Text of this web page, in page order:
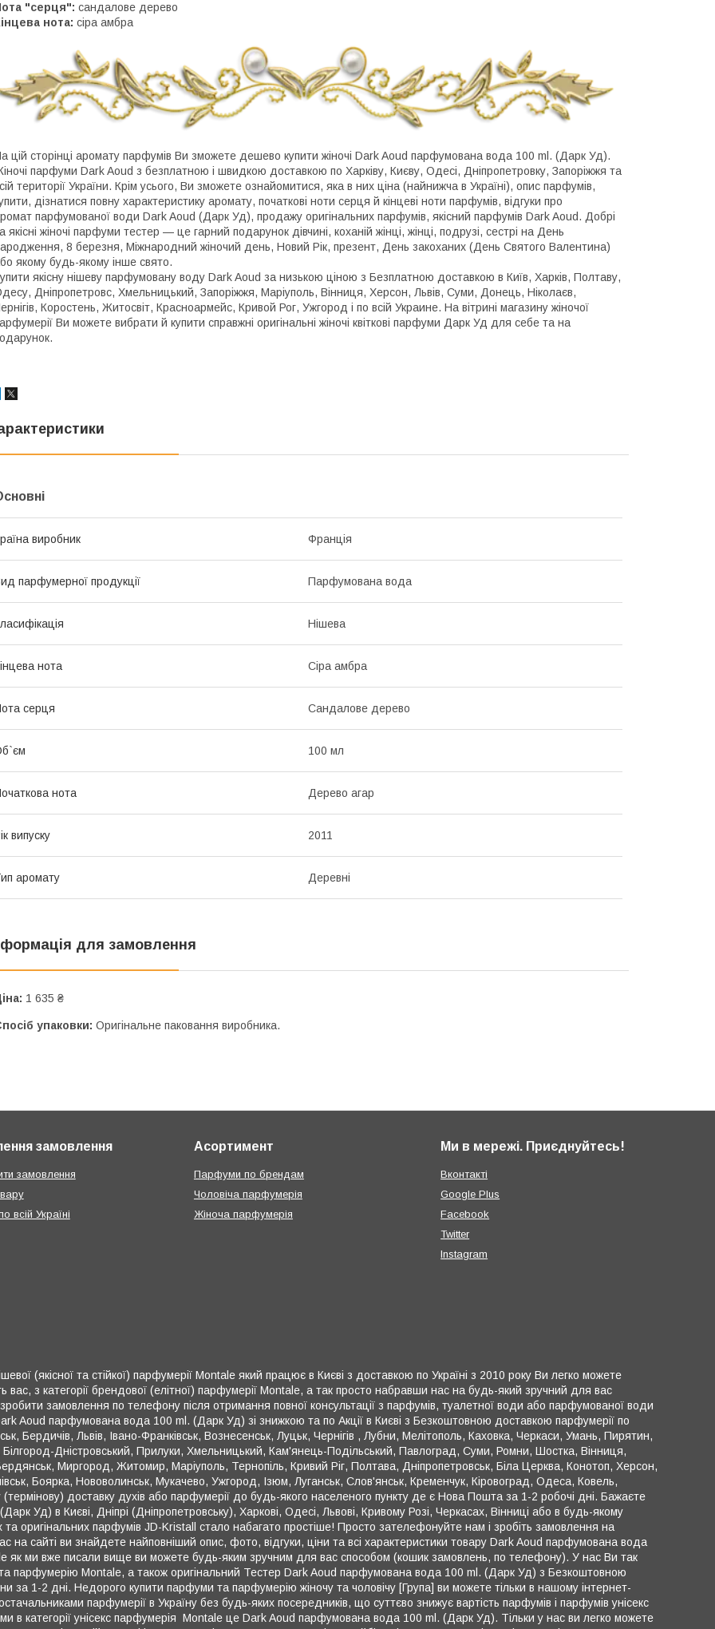
"серця": сандалове дерево
нота: сіра амбра
цій сторінці аромату парфумів Ви зможете дешево купити жіночі Dark Aoud парфумована вода 100 ml. (Дарк Уд).
парфуми Dark Aoud з безплатною і швидкою доставкою по Харківу, Києву, Одесі, Дніпропетровку, Запоріжжя та
території України. Крім усього, Ви зможете ознайомитися, яка в них ціна (найнижча в Україні), опис парфумів,
дізнатися повну характеристику аромату, початкові ноти серця й кінцеві ноти парфумів, відгуки про
парфумованої води Dark Aoud (Дарк Уд), продажу оригінальних парфумів, якісний парфумів Dark Aoud. Добрі
якісні жіночі парфуми тестер — це гарний подарунок дівчині, коханій жінці, жінці, подрузі, сестрі на День
8 березня, Міжнародний жіночий день, Новий Рік, презент, День закоханих (День Святого Валентина)
якому будь-якому інше свято.
якісну нішеву парфумовану воду Dark Aoud за низькою ціною з Безплатною доставкою в Київ, Харків, Полтаву,
Дніпропетровс, Хмельницький, Запоріжжя, Маріуполь, Вінниця, Херсон, Львів, Суми, Донець, Ніколаєв,
Коростень, Житосвіт, Красноармейс, Кривой Рог, Ужгород і по всій Украине. На вітрині магазину жіночої
Ви можете вибрати й купити справжні оригінальні жіночі квіткові парфуми Дарк Уд для себе та на
виробник Франція
парфумерної продукції Парфумована вода
Нішева
нота Сіра амбра
серця Сандалове дерево
100 мл
нота Дерево агар
випуску 2011
аромату Деревні
для замовлення
1 635 ₴
упаковки: Оригінальне паковання виробника.
замовлення
замовлення
всій Україні
Асортимент
Парфуми по брендам
Чоловіча парфумерія
Жіноча парфумерія
Ми в мережі. Приєднуйтесь!
Вконтакті
Google Plus
Facebook
Twitter
Instagram
(якісної та стійкої) парфумерії Montale який працює в Києві з доставкою по Україні з 2010 року Ви легко можете
з категорії брендової (елітної) парфумерії Montale, а так просто набравши нас на будь-який зручний для вас
замовлення по телефону після отримання повної консультації з парфумів, туалетної води або парфумованої води
Aoud парфумована вода 100 ml. (Дарк Уд) зі знижкою та по Акції в Києві з Безкоштовною доставкою парфумерії по
Бердичів, Львів, Івано-Франківськ, Вознесенськ, Луцьк, Чернігів , Лубни, Мелітополь, Каховка, Черкаси, Умань, Пирятин,
Дністровський, Прилуки, Хмельницький, Кам'янець-Подільський, Павлоград, Суми, Ромни, Шостка, Вінниця,
Миргород, Житомир, Маріуполь, Тернопіль, Кривий Ріг, Полтава, Дніпропетровськ, Біла Церква, Конотоп, Херсон,
Боярка, Нововолинськ, Мукачево, Ужгород, Ізюм, Луганськ, Слов'янськ, Кременчук, Кіровоград, Одеса, Ковель,
доставку духів або парфумерії до будь-якого населеного пункту де є Нова Пошта за 1-2 робочі дні. Бажаєте
Уд) в Києві, Дніпрі (Дніпропетровську), Харкові, Одесі, Львові, Кривому Розі, Черкасах, Вінниці або в будь-якому
та оригінальних парфумів JD-Kristall стало набагато простіше! Просто зателефонуйте нам і зробіть замовлення на
на сайті ви знайдете найповніший опис, фото, відгуки, ціни та всі характеристики товару Dark Aoud парфумована вода
ми вже писали вище ви можете будь-яким зручним для вас способом (кошик замовлень, по телефону). У нас Ви так
та парфумерію Montale, а також оригінальний Тестер Dark Aoud парфумована вода 100 ml. (Дарк Уд) з Безкоштовною
за 1-2 дні. Недорого купити парфуми та парфумерію жіночу та чоловічу [Група] ви можете тільки в нашому інтернет-
парфумерії в Україну без будь-яких посередників, що суттєво знижує вартість парфумів і парфумів унісекс
категорії унісекс парфумерія Montale це Dark Aoud парфумована вода 100 ml. (Дарк Уд). Тільки у нас ви легко можете